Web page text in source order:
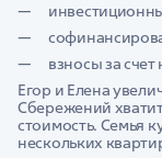
взносы за
Егор и Елена
Сбережений
стоимость. Семья
нескольких